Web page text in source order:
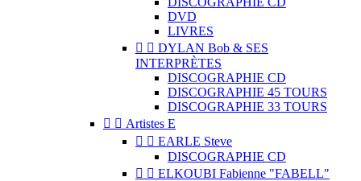
DVD
LIVRES
  DYLAN Bob & SES
INTERPRÈTES
DISCOGRAPHIE CD
DISCOGRAPHIE 45 TOURS
DISCOGRAPHIE 33 TOURS
  Artistes E
  EARLE Steve
DISCOGRAPHIE CD
  ELKOUBI Fabienne "FABELL"